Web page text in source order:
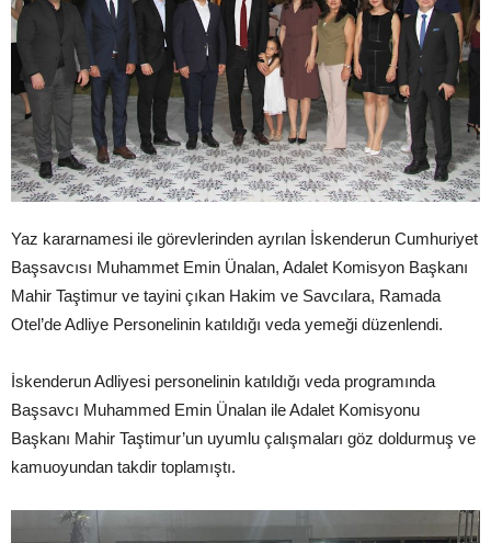
Yaz kararnamesi ile görevlerinden ayrılan İskenderun Cumhuriyet
Başsavcısı Muhammet Emin Ünalan, Adalet Komisyon Başkanı
Mahir Taştimur ve tayini çıkan Hakim ve Savcılara, Ramada
Otel’de Adliye Personelinin katıldığı veda yemeği düzenlendi.
İskenderun Adliyesi personelinin katıldığı veda programında
Başsavcı Muhammed Emin Ünalan ile Adalet Komisyonu
Başkanı Mahir Taştimur’un uyumlu çalışmaları göz doldurmuş ve
kamuoyundan takdir toplamıştı.